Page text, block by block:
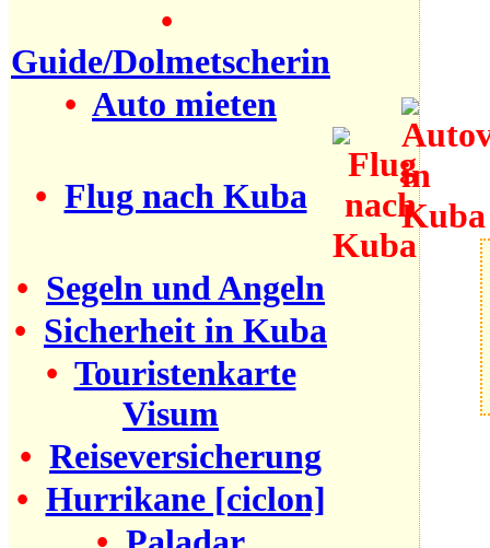
•
Guide/Dolmetscherin
• Auto mieten
• Flug nach Kuba
• Segeln und Angeln
• Sicherheit in Kuba
• Touristenkarte
Visum
• Reiseversicherung
• Hurrikane [ciclon]